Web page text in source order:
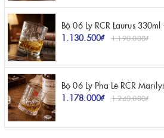
1.130.500₫
1.190.000₫
1.178.000₫
1.240.000₫